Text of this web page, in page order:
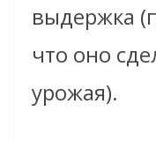
выдержка
что оно
урожая).